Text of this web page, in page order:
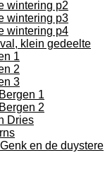
wintering p2
wintering p3
wintering p4
klein gedeelte
1
2
3
1
2
Dries
en de duystere